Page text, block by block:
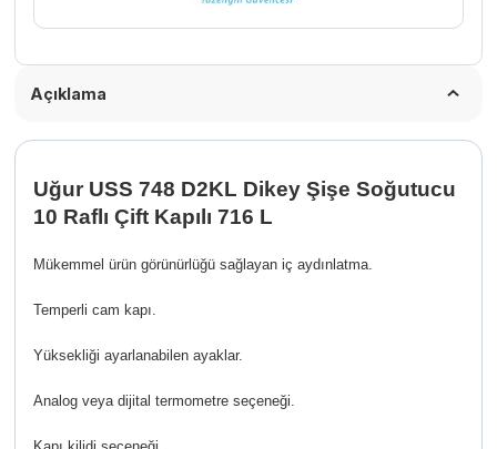
L
Açıklama
Uğur USS 748 D2KL Dikey Şişe Soğutucu
10 Raflı Çift Kapılı 716 L
Mükemmel ürün görünürlüğü sağlayan iç aydınlatma.
Temperli cam kapı.
Yüksekliği ayarlanabilen ayaklar.
Analog veya dijital termometre seçeneği.